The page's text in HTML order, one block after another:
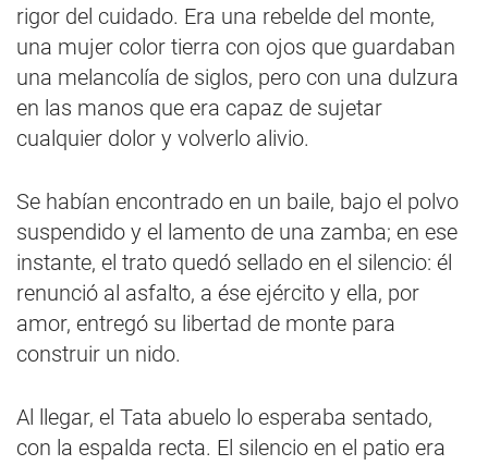
rigor del cuidado. Era una rebelde del monte,
una mujer color tierra con ojos que guardaban
una melancolía de siglos, pero con una dulzura
en las manos que era capaz de sujetar
cualquier dolor y volverlo alivio.
Se habían encontrado en un baile, bajo el polvo
suspendido y el lamento de una zamba; en ese
instante, el trato quedó sellado en el silencio: él
renunció al asfalto, a ése ejército y ella, por
amor, entregó su libertad de monte para
construir un nido.
Al llegar, el Tata abuelo lo esperaba sentado,
con la espalda recta. El silencio en el patio era